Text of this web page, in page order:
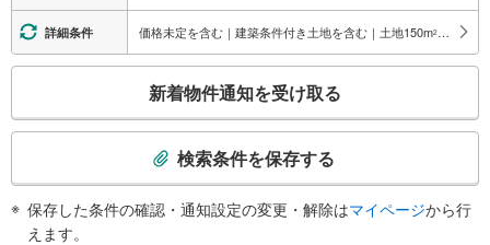
詳細条件 価格未定を含む｜建築条件付き土地を含む｜土地150m2 以上
検
新着物件通知を受け取る
検索条件を保存する
保存した条件の確認・通知設定の変更・解除はマイページから行
えます。